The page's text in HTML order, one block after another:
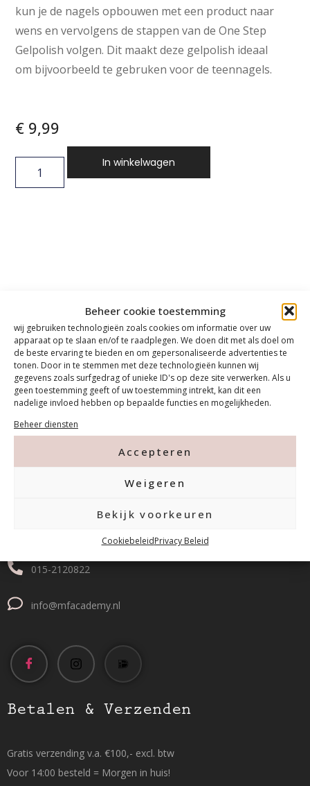
Beheer cookie toestemming
wij gebruiken technologieën zoals cookies om informatie over uw
apparaat op te slaan en/of te raadplegen. We doen dit met als doel om
de beste ervaring te bieden en om gepersonaliseerde advertenties te
tonen. Door in te stemmen met deze technologieën kunnen wij
gegevens zoals surfgedrag of unieke ID's op deze site verwerken. Als u
geen toestemming geeft of uw toestemming intrekt, kan dit een
nadelige invloed hebben op bepaalde functies en mogelijkheden.
Beheer diensten
Accepteren
Weigeren
Bekijk voorkeuren
CookiebeleidPrivacy Beleid
kun je de nagels opbouwen met een product naar
wens en vervolgens de stappen van de One Step
Gelpolish volgen. Dit maakt deze gelpolish ideaal
om bijvoorbeeld te gebruken voor de teennagels.
€ 9,99
In winkelwagen
015-2120822
info@mfacademy.nl
Betalen & Verzenden
Gratis verzending v.a. €100,- excl. btw
Voor 14:00 besteld = Morgen in huis!